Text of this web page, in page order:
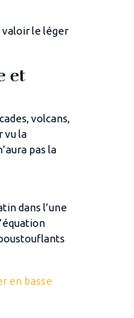
valoir le léger
et
volcans,
vu la
pas la
dans l’une
en basse